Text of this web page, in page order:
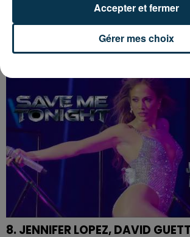
7. JOSEPH KAMEL - CRASH
8. JENNIFER LOPEZ, DAVID
Gérer mes choix
Accepter et fermer